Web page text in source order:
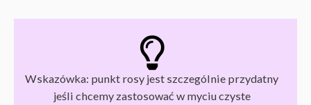
Wskazówka: punkt rosy jest szczególnie przydatny
jeśli chcemy zastosować w myciu czyste